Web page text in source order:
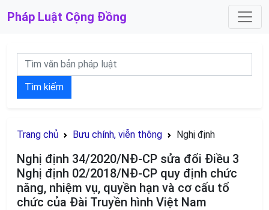
Pháp Luật Cộng Đồng
Tìm kiếm
Trang chủ Bưu chính, viễn thông Nghị định
Nghị định 34/2020/NĐ-CP sửa đổi Điều 3
Nghị định 02/2018/NĐ-CP quy định chức
năng, nhiệm vụ, quyền hạn và cơ cấu tổ
chức của Đài Truyền hình Việt Nam